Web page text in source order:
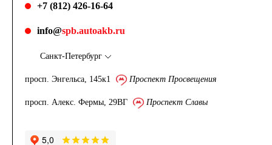
+7 (812) 426-16-64
info@spb.autoakb.ru
Санкт-Петербург
просп. Энгельса, 145к1 Проспект Просвещения
просп. Алекс. Фермы, 29ВГ Проспект Славы